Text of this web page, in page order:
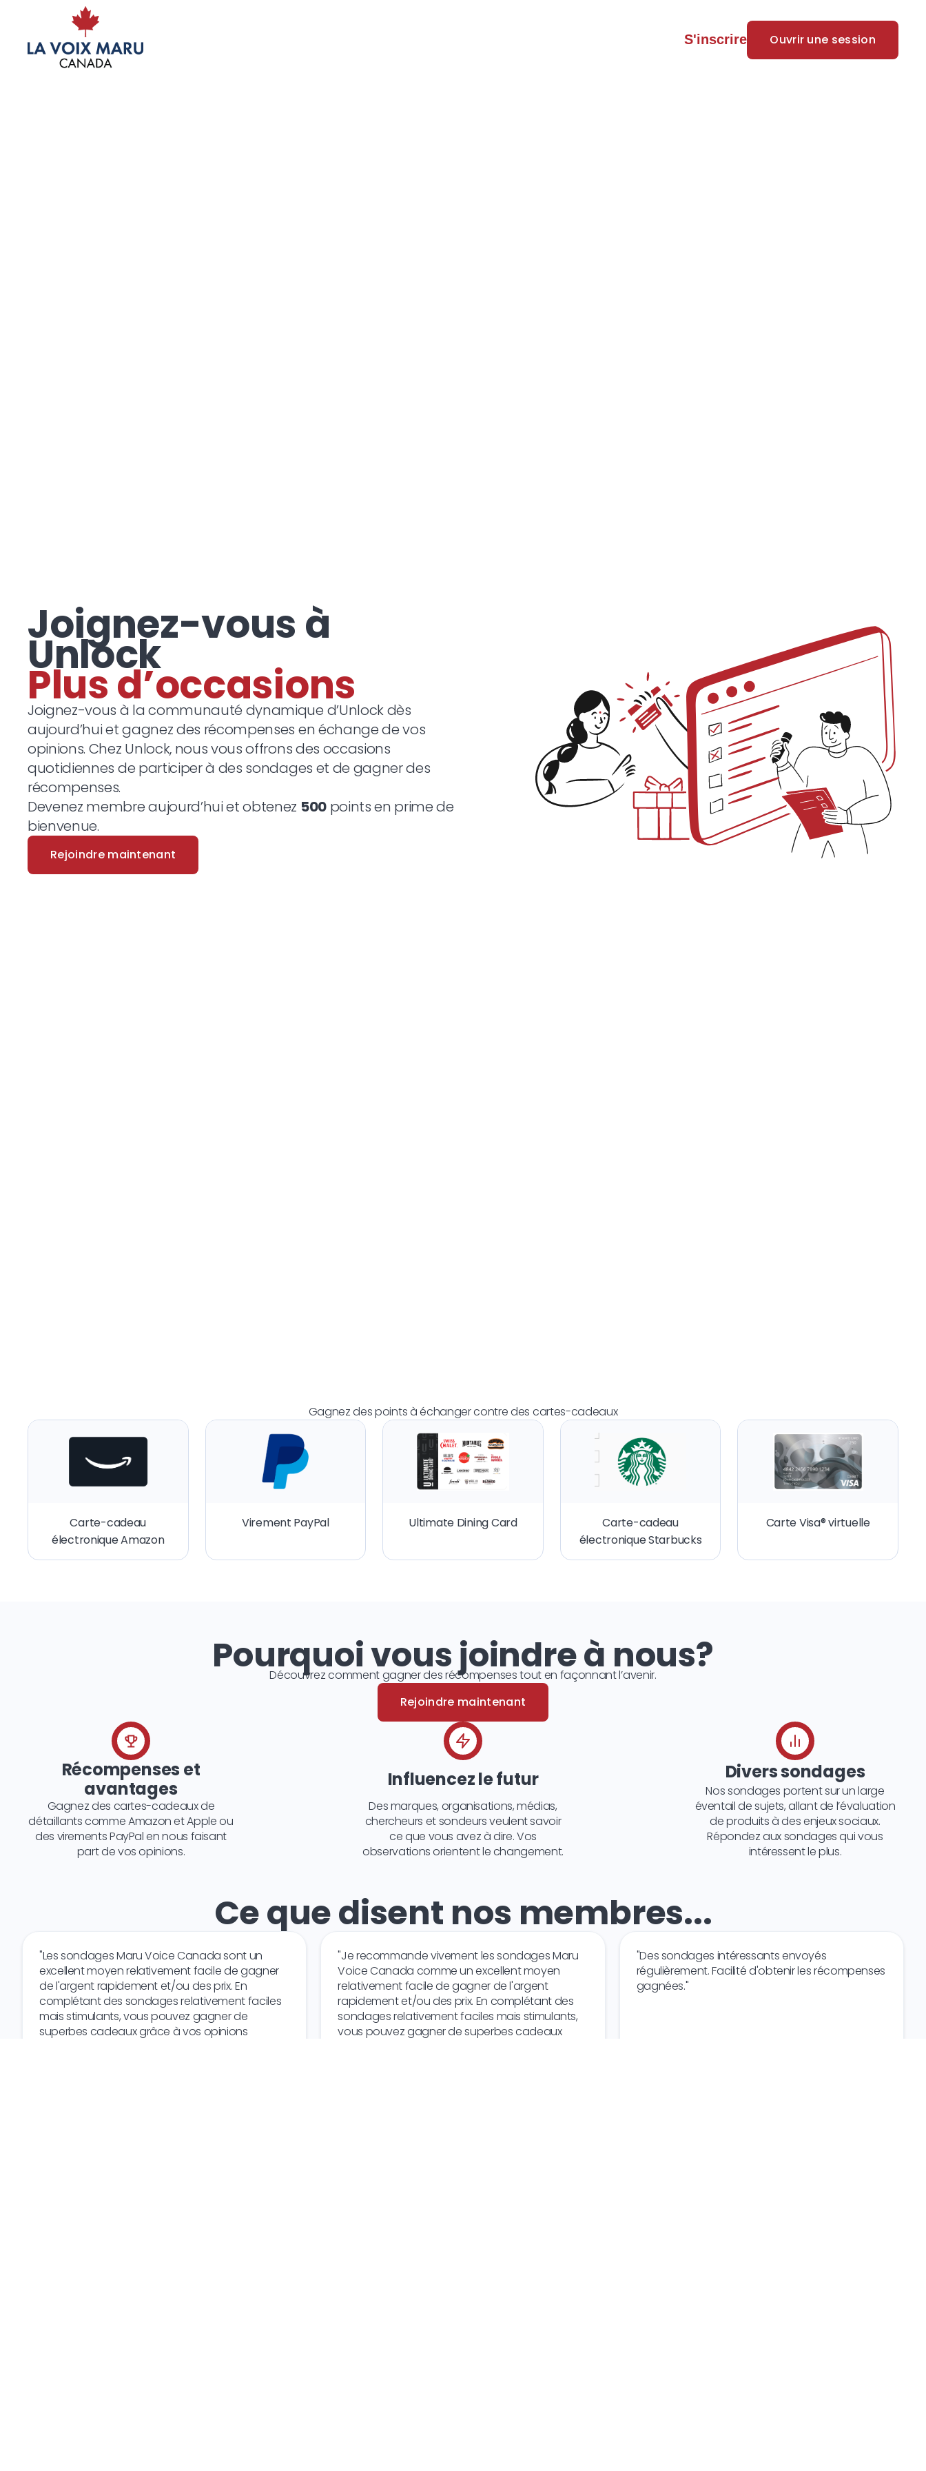
S'inscrire Ouvrir une session
Joignez-vous à
Unlock
P
Joignez-vous à la communauté dynamique d’Unlock dès
aujourd’hui et gagnez des récompenses en échange de vos
opinions. Chez Unlock, nous vous offrons des occasions
quotidiennes de participer à des sondages et de gagner des
récompenses.
Devenez membre aujourd’hui et obtenez 500points en prime de
bienvenue.
Rejoindre maintenant
Gagnez des points à échanger contre des cartes-cadeaux
Carte-cadeau
électronique Amazon
Virement PayPal Ultimate Dining Card
Carte-cadeau
électronique Starbucks
Carte Visa® virtuelle
Pourquoi vous joindre à nous?
Découvrez comment gagner des récompenses tout en façonnant l’avenir.
Rejoindre maintenant
Récompenses et
avantages
Gagnez des cartes-cadeaux de
détaillants comme Amazon et Apple ou
des virements PayPal en nous faisant
part de vos opinions.
Influencez le futur
Des marques, organisations, médias,
chercheurs et sondeurs veulent savoir
ce que vous avez à dire. Vos
observations orientent le changement.
Divers sondages
Nos sondages portent sur un large
éventail de sujets, allant de l’évaluation
de produits à des enjeux sociaux.
Répondez aux sondages qui vous
intéressent le plus.
Ce que disent nos membres...
"Les sondages Maru Voice Canada sont un
excellent moyen relativement facile de gagner
de l'argent rapidement et/ou des prix. En
complétant des sondages relativement faciles
mais stimulants, vous pouvez gagner de
superbes cadeaux grâce à vos opinions
"Je recommande vivement les sondages Maru
Voice Canada comme un excellent moyen
relativement facile de gagner de l'argent
rapidement et/ou des prix. En complétant des
sondages relativement faciles mais stimulants,
vous pouvez gagner de superbes cadeaux
"Des sondages intéressants envoyés
régulièrement. Facilité d'obtenir les récompenses
gagnées."